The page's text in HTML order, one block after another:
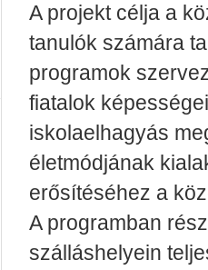
A projekt célja a
tanulók számára
programok
fiatalok
iskolaelhagyás
életmódjának
erősítéséhez a
A programban
szálláshelyein